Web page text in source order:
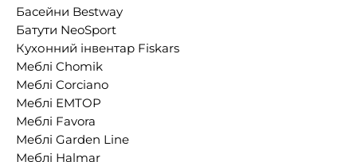
Басейни Bestway
Батути NeoSport
Кухонний інвентар Fiskars
Меблі Chomik
Меблі Corciano
Меблі EMTOP
Меблі Favora
Меблі Garden Line
Меблі Halmar